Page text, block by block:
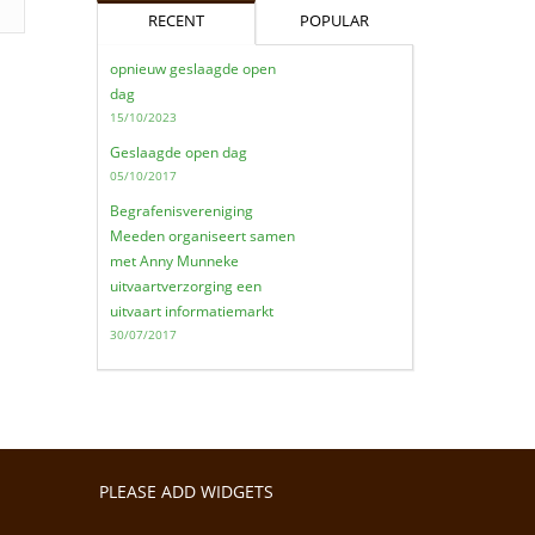
RECENT POPULAR
opnieuw geslaagde open
dag
15/10/2023
Geslaagde open dag
05/10/2017
Begrafenisvereniging
Meeden organiseert samen
met Anny Munneke
uitvaartverzorging een
uitvaart informatiemarkt
30/07/2017
PLEASE ADD WIDGETS